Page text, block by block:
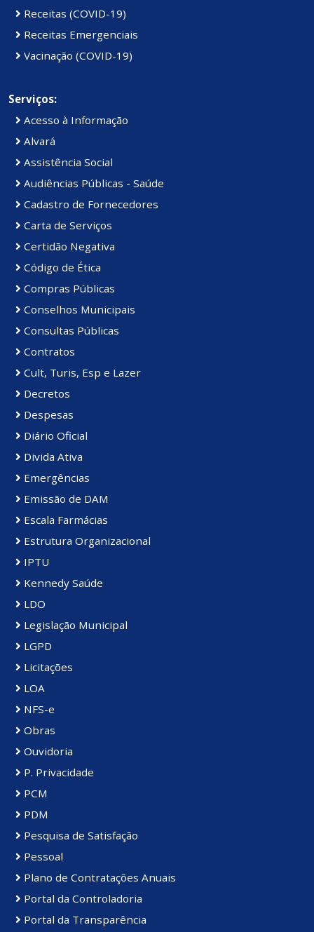
Receitas (COVID-19)
Receitas Emergenciais
Vacinação (COVID-19)
Serviços:
Acesso à Informação
Alvará
Assistência Social
Audiências Públicas - Saúde
Cadastro de Fornecedores
Carta de Serviços
Certidão Negativa
Código de Ética
Compras Públicas
Conselhos Municipais
Consultas Públicas
Contratos
Cult, Turis, Esp e Lazer
Decretos
Despesas
Diário Oficial
Divida Ativa
Emergências
Emissão de DAM
Escala Farmácias
Estrutura Organizacional
IPTU
Kennedy Saúde
LDO
Legislação Municipal
LGPD
Licitações
LOA
NFS-e
Obras
Ouvidoria
P. Privacidade
PCM
PDM
Pesquisa de Satisfação
Pessoal
Plano de Contratações Anuais
Portal da Controladoria
Portal da Transparência